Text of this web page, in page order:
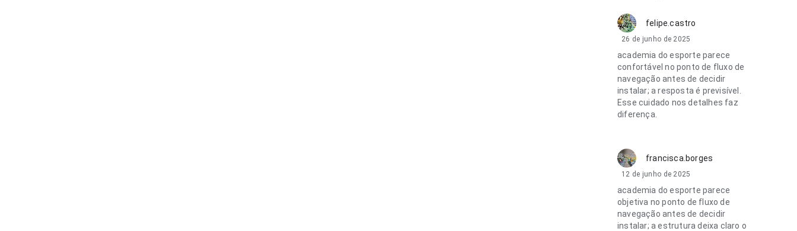
felipe.castro
26 de junho de 2025
academia do esporte parece
confortável no ponto de fluxo de
navegação antes de decidir
instalar; a resposta é previsível.
Esse cuidado nos detalhes faz
diferença.
francisca.borges
12 de junho de 2025
academia do esporte parece
objetiva no ponto de fluxo de
navegação antes de decidir
instalar; a estrutura deixa claro o